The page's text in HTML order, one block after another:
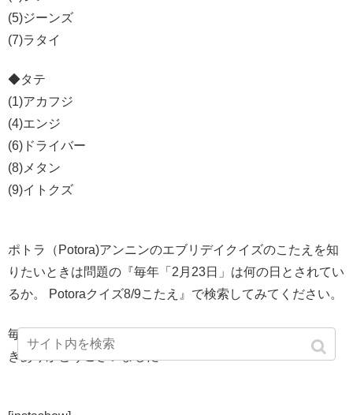
(5)ジーンズ
(7)ラタイ
◆タテ
(1)アカフジ
(4)エンジ
(6)ドライバー
(8)メタン
(9)イトクズ
ポトラ（Potora)アンニンのエブリデイクイズのこたえを知
りたいときは問題の『毎年「2月23日」は何の日とされてい
るか。 Potoraクイズ8/9こたえ』で検索してみてください。
毎年「2月23日」は何の日とされているか。 で検索して頂
きありがとうございました♪